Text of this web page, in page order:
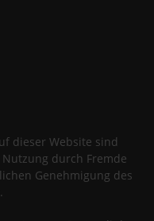
dieser Website sind
durch Fremde
Genehmigung des